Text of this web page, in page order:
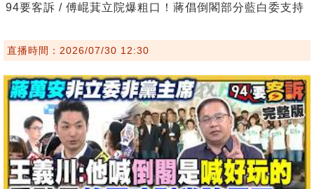
94要客訴 / 傅崐萁立院爆粗口！蔣倡倒閣部分藍白委支持
直播時間：2026/07/30 12:30